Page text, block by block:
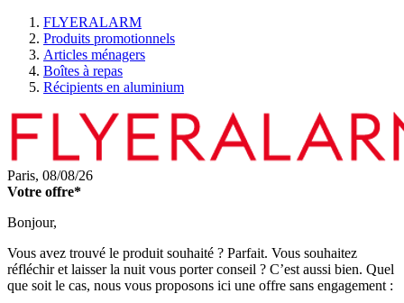
FLYERALARM
Produits promotionnels
Articles ménagers
Boîtes à repas
Récipients en aluminium
Paris, 08/08/26
Votre offre*
Bonjour,
Vous avez trouvé le produit souhaité ? Parfait. Vous souhaitez
réfléchir et laisser la nuit vous porter conseil ? C’est aussi bien. Quel
que soit le cas, nous vous proposons ici une offre sans engagement :